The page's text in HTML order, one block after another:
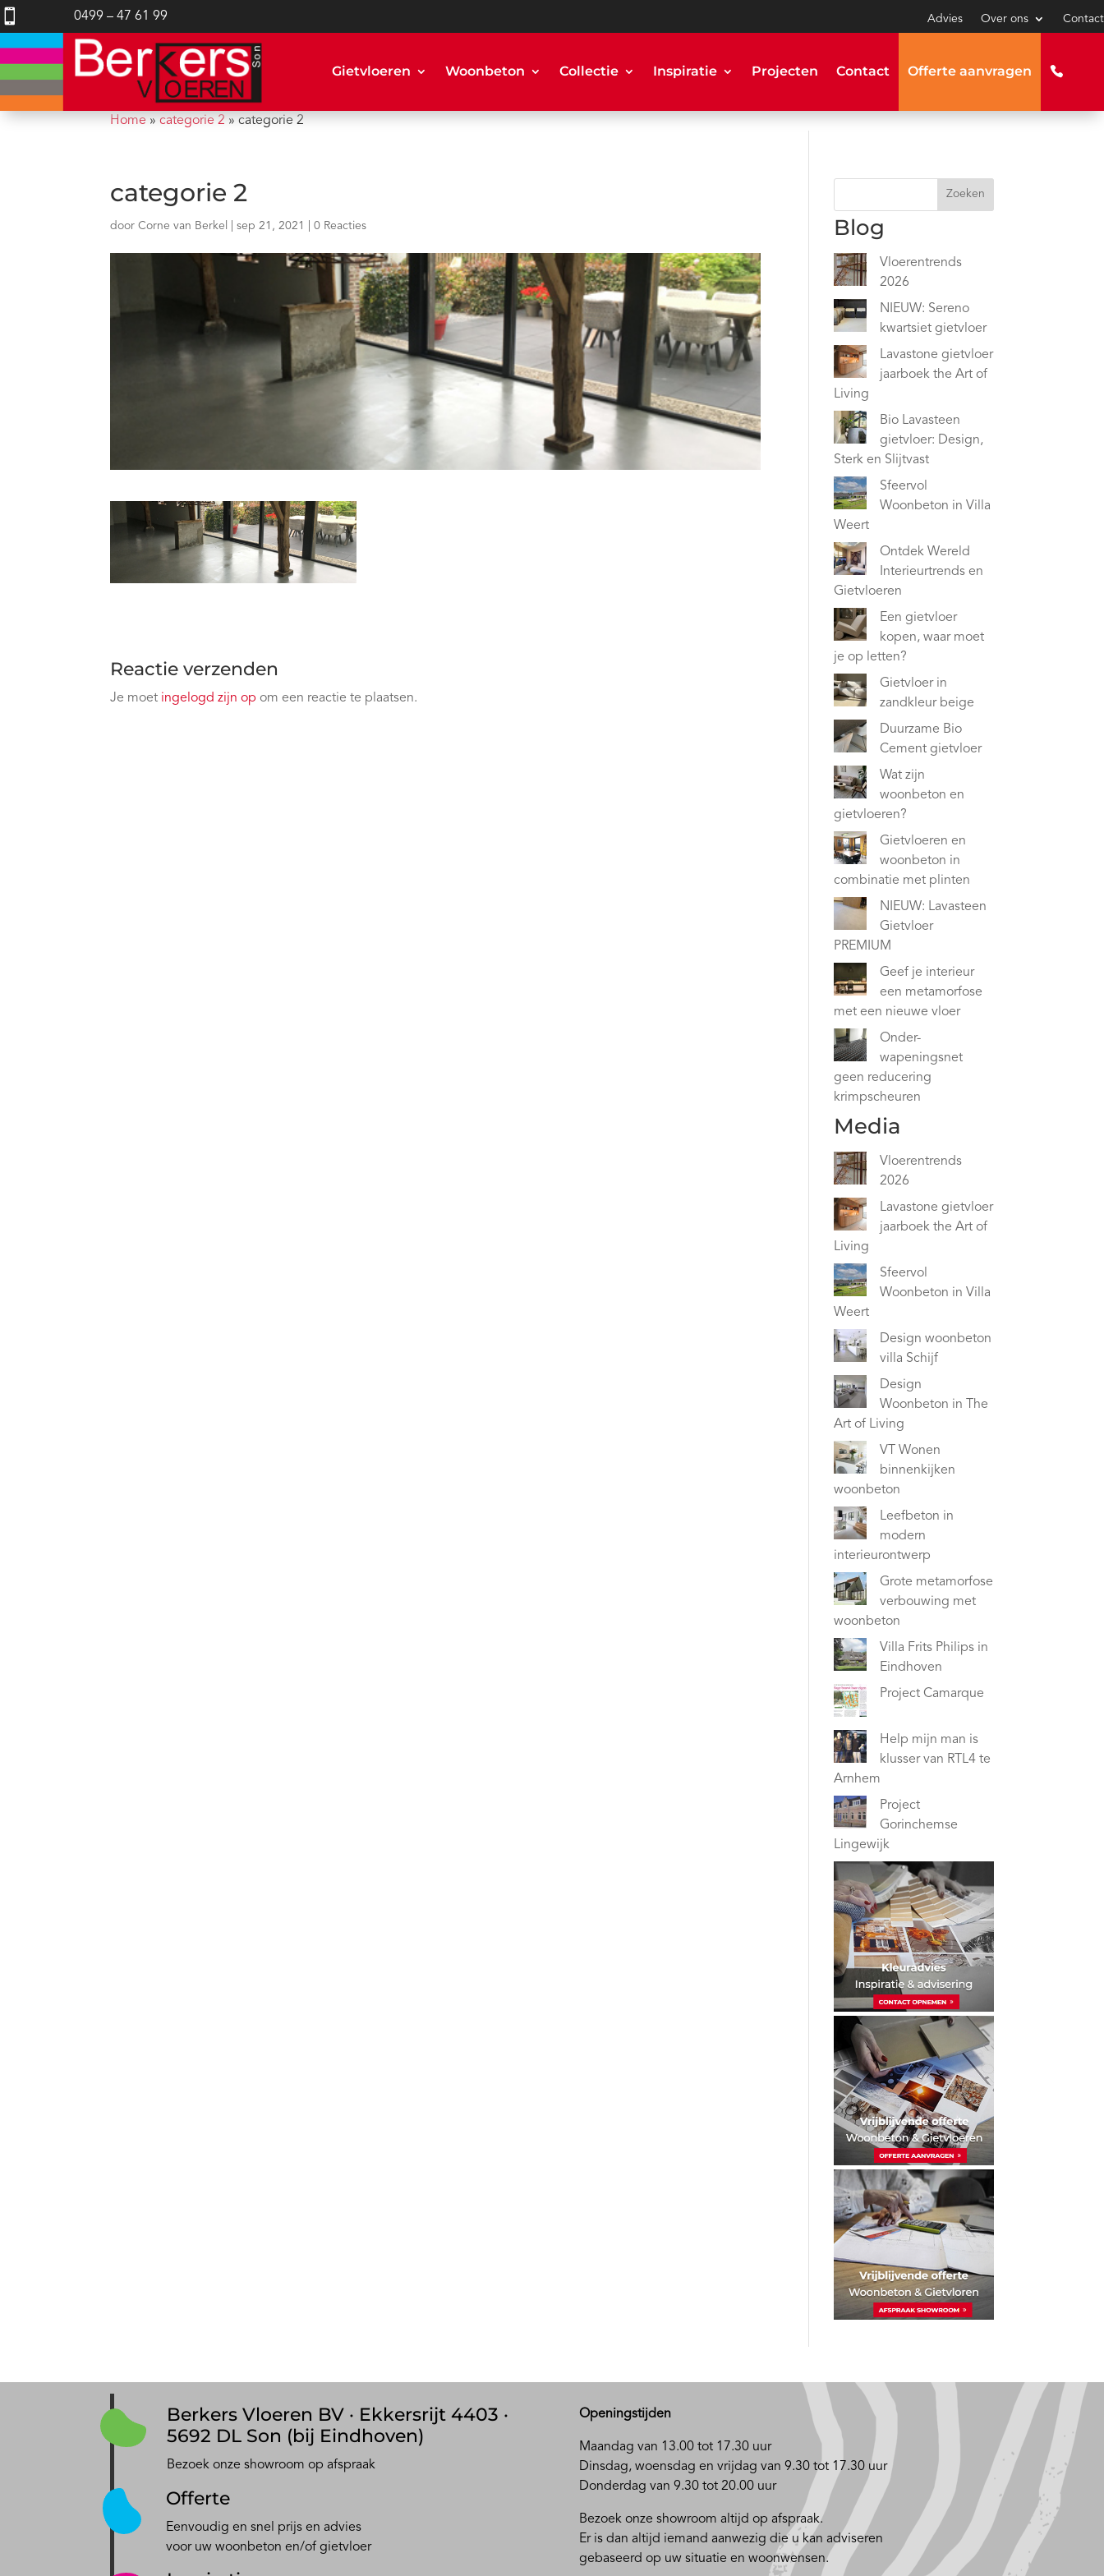
 0499 – 47 61 99 Advies Over ons Contact
Gietvloeren Woonbeton Collectie Inspiratie Projecten Contact Offerte aanvragen
Home »categorie 2 »categorie 2
categorie 2
doorCorne van Berkel |sep 21, 2021 |0 Reacties
Reactie verzenden
Je moet ingelogd zijn op om een reactie te plaatsen.
Zoeken
Blog
Vloerentrends
2026
NIEUW: Sereno
kwartsiet gietvloer
Lavastone gietvloer
jaarboek the Art of
Living
Bio Lavasteen
gietvloer: Design,
Sterk en Slijtvast
Sfeervol
Woonbeton in Villa
Weert
Ontdek Wereld
Interieurtrends en
Gietvloeren
Een gietvloer
kopen, waar moet
je op letten?
Gietvloer in
zandkleur beige
Duurzame Bio
Cement gietvloer
Wat zijn
woonbeton en
gietvloeren?
Gietvloeren en
woonbeton in
combinatie met plinten
NIEUW: Lavasteen
Gietvloer
PREMIUM
Geef je interieur
een metamorfose
met een nieuwe vloer
Onder-
wapeningsnet
geen reducering
krimpscheuren
Media
Vloerentrends
2026
Lavastone gietvloer
jaarboek the Art of
Living
Sfeervol
Woonbeton in Villa
Weert
Design woonbeton
villa Schijf
Design
Woonbeton in The
Art of Living
VT Wonen
binnenkijken
woonbeton
Leefbeton in
modern
interieurontwerp
Grote metamorfose
verbouwing met
woonbeton
Villa Frits Philips in
Eindhoven
Project Camarque
Help mijn man is
klusser van RTL4 te
Arnhem
Project
Gorinchemse
Lingewijk
Berkers Vloeren BV · Ekkersrijt 4403 ·
5692 DL Son (bij Eindhoven)
Bezoek onze showroom op afspraak
Offerte
Eenvoudig en snel prijs en advies
voor uw woonbeton en/of gietvloer
Openingstijden
Maandag van 13.00 tot 17.30 uur
Dinsdag, woensdag en vrijdag van 9.30 tot 17.30 uur
Donderdag van 9.30 tot 20.00 uur
Bezoek onze showroom altijd op afspraak.
Er is dan altijd iemand aanwezig die u kan adviseren
gebaseerd op uw situatie en woonwensen.